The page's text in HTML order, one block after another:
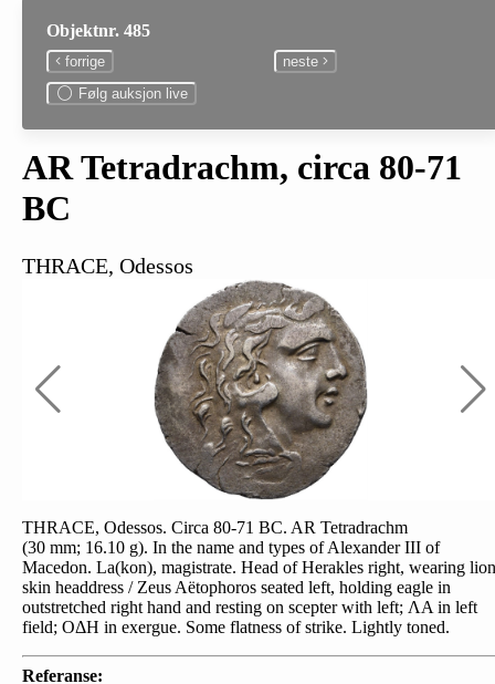
Objektnr. 485
forrige
neste
Følg auksjon live
AR Tetradrachm, circa 80-71
BC
THRACE, Odessos
THRACE, Odessos. Circa 80-71 BC. AR Tetradrachm
(30 mm; 16.10 g). In the name and types of Alexander III of
Macedon. La(kon), magistrate. Head of Herakles right, wearing lion
skin headdress / Zeus Aëtophoros seated left, holding eagle in
outstretched right hand and resting on scepter with left; ΛA in left
field; OΔH in exergue. Some flatness of strike. Lightly toned.
Referanse: